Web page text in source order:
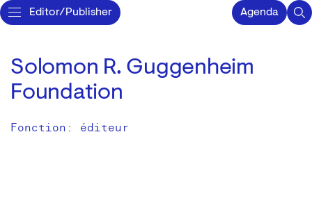
Editor/Publisher Agenda
Solomon R. Guggenheim
Foundation
Fonction: éditeur